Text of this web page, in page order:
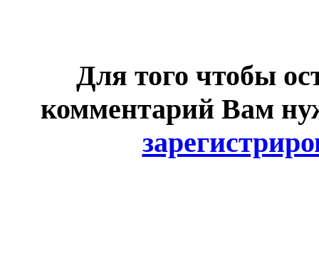
Для того чтобы
комментарий Вам